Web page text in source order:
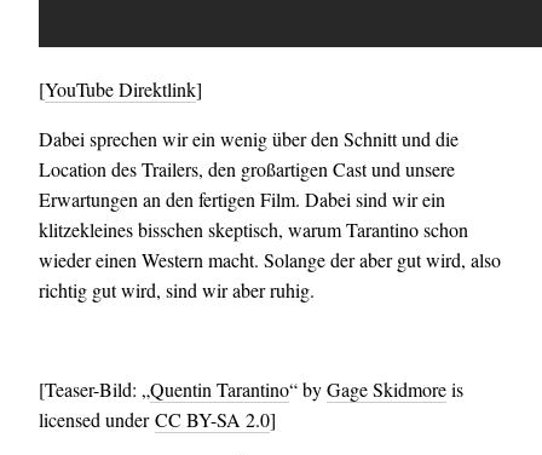
[YouTube Direktlink]
Dabei sprechen wir ein wenig über den Schnitt und die
Location des Trailers, den großartigen Cast und unsere
Erwartungen an den fertigen Film. Dabei sind wir ein
klitzekleines bisschen skeptisch, warum Tarantino schon
wieder einen Western macht. Solange der aber gut wird, also
richtig gut wird, sind wir aber ruhig.
[Teaser-Bild: „Quentin Tarantino“ byGage Skidmoreis
licensed underCC BY-SA 2.0]